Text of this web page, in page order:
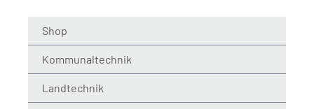
Shop
Kommunaltechnik
Landtechnik